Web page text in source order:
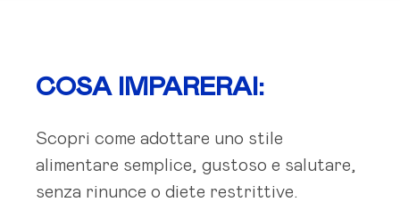
COSA IMPARERAI:
Scopri come adottare uno stile
alimentare semplice, gustoso e salutare,
senza rinunce o diete restrittive.